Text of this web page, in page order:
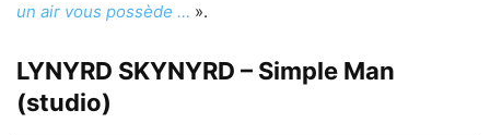
un air vous possède … ».
LYNYRD SKYNYRD – Simple Man
(studio)